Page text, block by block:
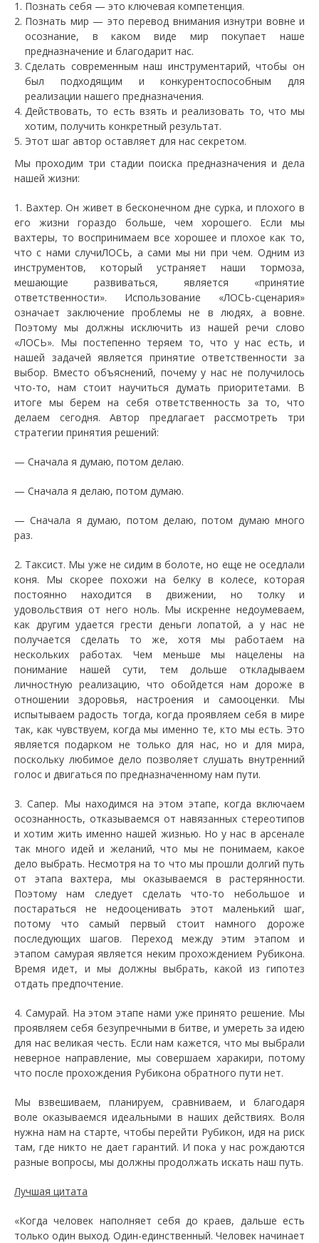
Познать себя — это ключевая компетенция.
Познать мир — это перевод внимания изнутри вовне и
осознание, в каком виде мир покупает наше
предназначение и благодарит нас.
Сделать современным наш инструментарий, чтобы он
был подходящим и конкурентоспособным для
реализации нашего предназначения.
Действовать, то есть взять и реализовать то, что мы
хотим, получить конкретный результат.
Этот шаг автор оставляет для нас секретом.
Мы проходим три стадии поиска предназначения и дела
нашей жизни:
1. Вахтер. Он живет в бесконечном дне сурка, и плохого в
его жизни гораздо больше, чем хорошего. Если мы
вахтеры, то воспринимаем все хорошее и плохое как то,
что с нами случиЛОСЬ, а сами мы ни при чем. Одним из
инструментов, который устраняет наши тормоза,
мешающие развиваться, является «принятие
ответственности». Использование «ЛОСЬ-сценария»
означает заключение проблемы не в людях, а вовне.
Поэтому мы должны исключить из нашей речи слово
«ЛОСЬ». Мы постепенно теряем то, что у нас есть, и
нашей задачей является принятие ответственности за
выбор. Вместо объяснений, почему у нас не получилось
что-то, нам стоит научиться думать приоритетами. В
итоге мы берем на себя ответственность за то, что
делаем сегодня. Автор предлагает рассмотреть три
стратегии принятия решений:
— Сначала я думаю, потом делаю.
— Сначала я делаю, потом думаю.
— Сначала я думаю, потом делаю, потом думаю много
раз.
2. Таксист. Мы уже не сидим в болоте, но еще не оседлали
коня. Мы скорее похожи на белку в колесе, которая
постоянно находится в движении, но толку и
удовольствия от него ноль. Мы искренне недоумеваем,
как другим удается грести деньги лопатой, а у нас не
получается сделать то же, хотя мы работаем на
нескольких работах. Чем меньше мы нацелены на
понимание нашей сути, тем дольше откладываем
личностную реализацию, что обойдется нам дороже в
отношении здоровья, настроения и самооценки. Мы
испытываем радость тогда, когда проявляем себя в мире
так, как чувствуем, когда мы именно те, кто мы есть. Это
является подарком не только для нас, но и для мира,
поскольку любимое дело позволяет слушать внутренний
голос и двигаться по предназначенному нам пути.
3. Сапер. Мы находимся на этом этапе, когда включаем
осознанность, отказываемся от навязанных стереотипов
и хотим жить именно нашей жизнью. Но у нас в арсенале
так много идей и желаний, что мы не понимаем, какое
дело выбрать. Несмотря на то что мы прошли долгий путь
от этапа вахтера, мы оказываемся в растерянности.
Поэтому нам следует сделать что-то небольшое и
постараться не недооценивать этот маленький шаг,
потому что самый первый стоит намного дороже
последующих шагов. Переход между этим этапом и
этапом самурая является неким прохождением Рубикона.
Время идет, и мы должны выбрать, какой из гипотез
отдать предпочтение.
4. Самурай. На этом этапе нами уже принято решение. Мы
проявляем себя безупречными в битве, и умереть за идею
для нас великая честь. Если нам кажется, что мы выбрали
неверное направление, мы совершаем харакири, потому
что после прохождения Рубикона обратного пути нет.
Мы взвешиваем, планируем, сравниваем, и благодаря
воле оказываемся идеальными в наших действиях. Воля
нужна нам на старте, чтобы перейти Рубикон, идя на риск
там, где никто не дает гарантий. И пока у нас рождаются
разные вопросы, мы должны продолжать искать наш путь.
Лучшая цитата
«Когда человек наполняет себя до краев, дальше есть
только один выход. Один-единственный. Человек начинает